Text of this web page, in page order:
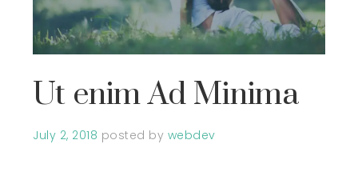
Ut enim Ad Minima
July 2, 2018 posted by webdev